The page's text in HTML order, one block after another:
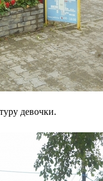
девочки.